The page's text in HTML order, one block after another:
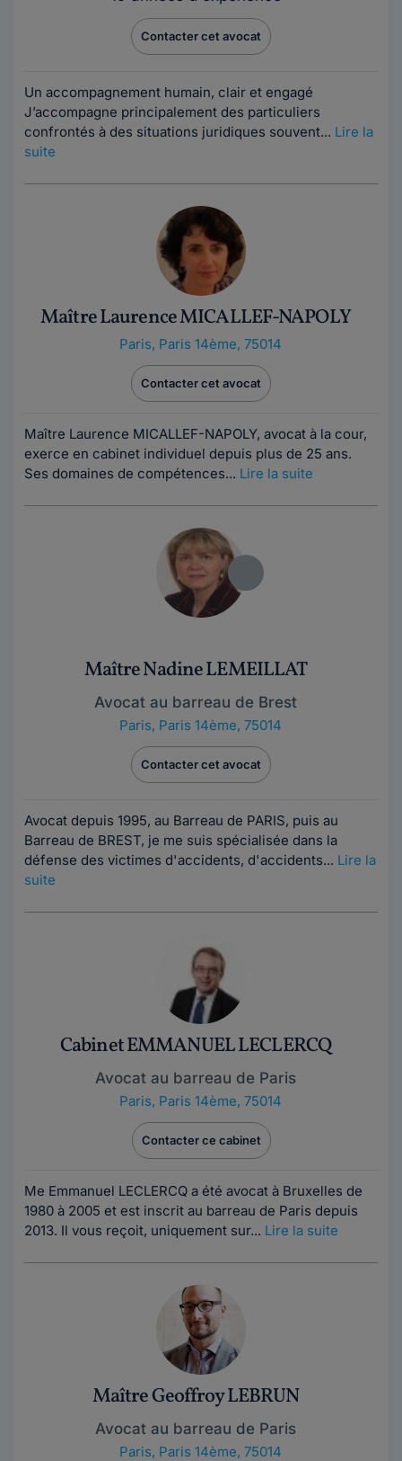
Contacter cet avocat
Un accompagnement humain, clair et engagé
J’accompagne principalement des particuliers
confrontés à des situations juridiques souvent... Lire la
suite
Maître Laurence MICALLEF-NAPOLY
Paris, Paris 14ème, 75014
Contacter cet avocat
Maître Laurence MICALLEF-NAPOLY, avocat à la cour,
exerce en cabinet individuel depuis plus de 25 ans.
Ses domaines de compétences... Lire la suite
Maître Nadine LEMEILLAT
Avocat au barreau de Brest
Paris, Paris 14ème, 75014
Contacter cet avocat
Avocat depuis 1995, au Barreau de PARIS, puis au
Barreau de BREST, je me suis spécialisée dans la
défense des victimes d'accidents, d'accidents... Lire la
suite
Cabinet EMMANUEL LECLERCQ
Avocat au barreau de Paris
Paris, Paris 14ème, 75014
Contacter ce cabinet
Me Emmanuel LECLERCQ a été avocat à Bruxelles de
1980 à 2005 et est inscrit au barreau de Paris depuis
2013. Il vous reçoit, uniquement sur... Lire la suite
Maître Geoffroy LEBRUN
Avocat au barreau de Paris
Paris, Paris 14ème, 75014